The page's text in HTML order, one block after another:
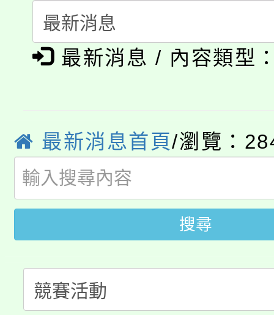
程
「本色祭」8/29、30在
場熱烈登場!
8/21下午1時於龍潭區
開!
115年桃園市運動會8/
田徑場及游泳池舉行。
桃園市低收入戶享有免
視費優惠，中低收入戶
半價優惠，詳情可洽有
者。
大園自造教育及科技中
份教師增能研習
大溪自造教育及科技
份教師研習
會
115年食農教育專業人
最新消息 / 內容類型
最新消息首頁/瀏覽：
搜尋